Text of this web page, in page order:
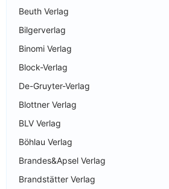
Beuth Verlag
Bilgerverlag
Binomi Verlag
Block-Verlag
De-Gruyter-Verlag
Blottner Verlag
BLV Verlag
Böhlau Verlag
Brandes&Apsel Verlag
Brandstätter Verlag